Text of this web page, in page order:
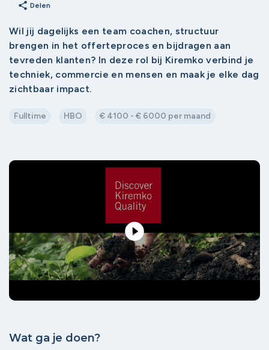
share Delen
Wil jij dagelijks een team coachen, structuur
brengen in het offerteproces en bijdragen aan
tevreden klanten? In deze rol bij Kiremko verbind je
techniek, commercie en mensen en maak je elke dag
zichtbaar impact.
Fulltime HBO € 4100 - € 6000 per maand
play_circle_filled
Wat ga je doen?